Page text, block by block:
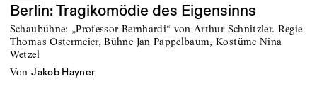
Berlin: Tragikomödie des Eigensinns
Schaubühne: „Professor Bernhardi“ von Arthur Schnitzler. Regie
Thomas Ostermeier, Bühne Jan Pappelbaum, Kostüme Nina
Wetzel
von Jakob Hayner